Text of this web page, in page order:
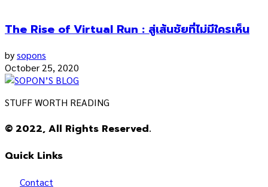
The Rise of Virtual Run : สู่เส้นชัยที่ไม่มีใครเห็น
bysopons
October 25, 2020
STUFF WORTH READING
© 2022, All Rights Reserved.
Quick Links
Contact